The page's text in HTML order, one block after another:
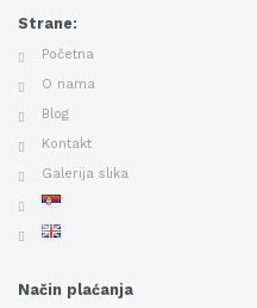
Strane:
Početna
O nama
Blog
Kontakt
Galerija slika
Način plaćanja